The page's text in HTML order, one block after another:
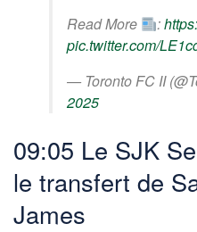
Read More
:
pic.twitter.com/
— Toronto FC II
2025
09:05 Le SJK
le transfert de
James